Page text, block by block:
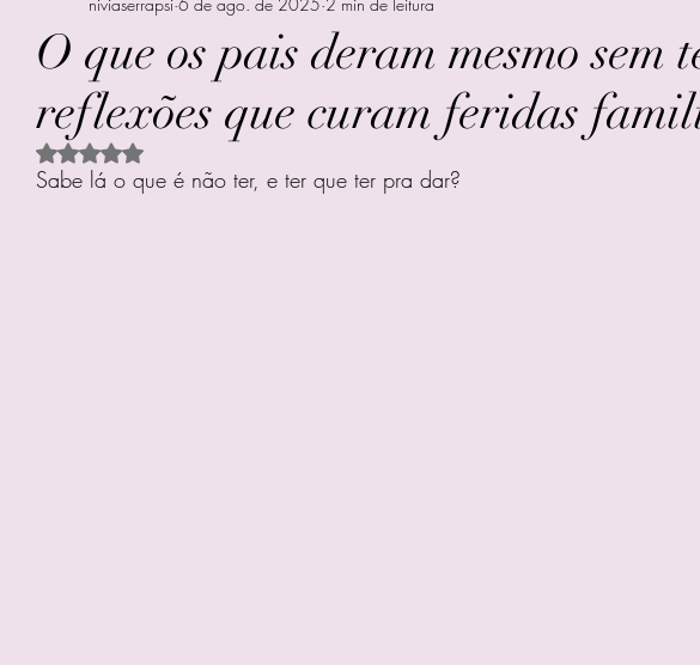
O que os pais deram mesmo sem
reflexões que curam feridas
Avaliado com NaN de 5 estrelas.
Sabe lá o que é não ter, e ter que ter pra dar?